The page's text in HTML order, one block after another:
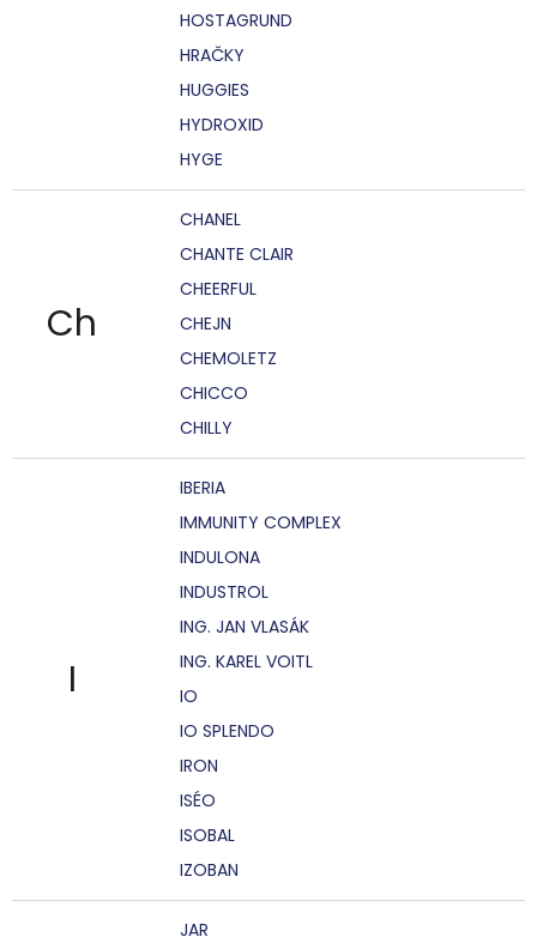
HOSTAGRUND
HRAČKY
HUGGIES
HYDROXID
HYGE
Ch
CHANEL
CHANTE CLAIR
CHEERFUL
CHEJN
CHEMOLETZ
CHICCO
CHILLY
I
IBERIA
IMMUNITY COMPLEX
INDULONA
INDUSTROL
ING. JAN VLASÁK
ING. KAREL VOITL
IO
IO SPLENDO
IRON
ISÉO
ISOBAL
IZOBAN
JAR